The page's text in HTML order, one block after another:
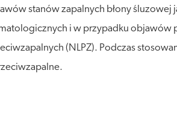
stanów zapalnych błony śluzowej
i w przypadku
(NLPZ). Podczas